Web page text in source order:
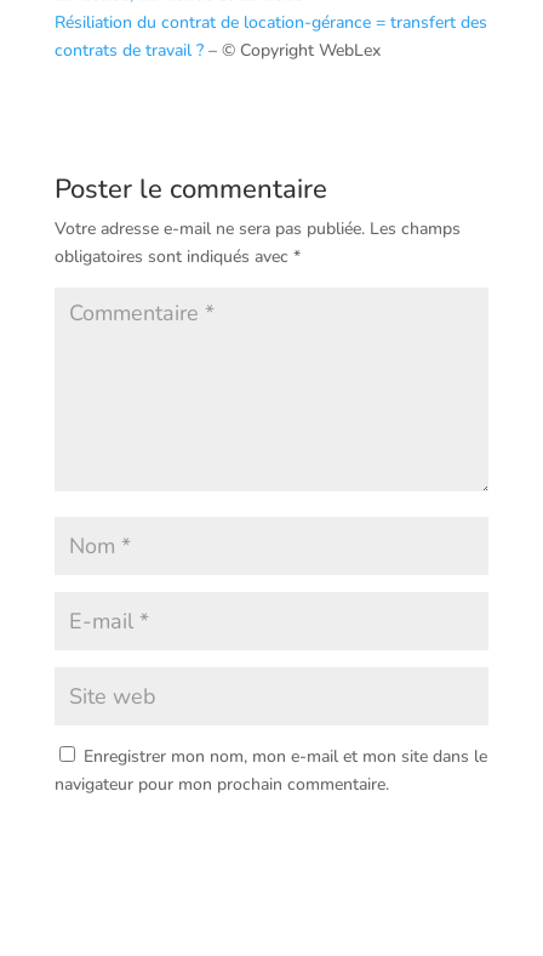
Résiliation du contrat de location-gérance = transfert des
contrats de travail ? – © Copyright WebLex
Poster le commentaire
Votre adresse e-mail ne sera pas publiée. Les champs
obligatoires sont indiqués avec *
Enregistrer mon nom, mon e-mail et mon site dans le
navigateur pour mon prochain commentaire.